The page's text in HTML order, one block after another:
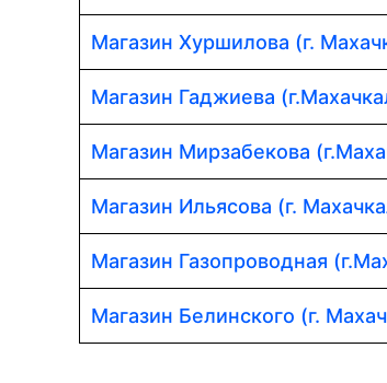
Магазин Хуршилова (г.
Магазин Гаджиева
Магазин Мирзабекова
Магазин Ильясова (г.
Магазин Газопроводная
Магазин Белинского (г.